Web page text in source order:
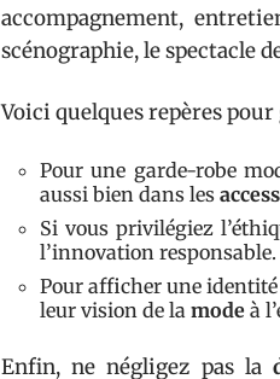
accompagnement,
scénographie, le spectacle
Voici quelques repères
Pour une garde-robe
aussi bien dans les
Si vous privilégiez
l’innovation responsable.
Pour afficher une
leur vision de la mode à
Enfin, ne négligez pas la